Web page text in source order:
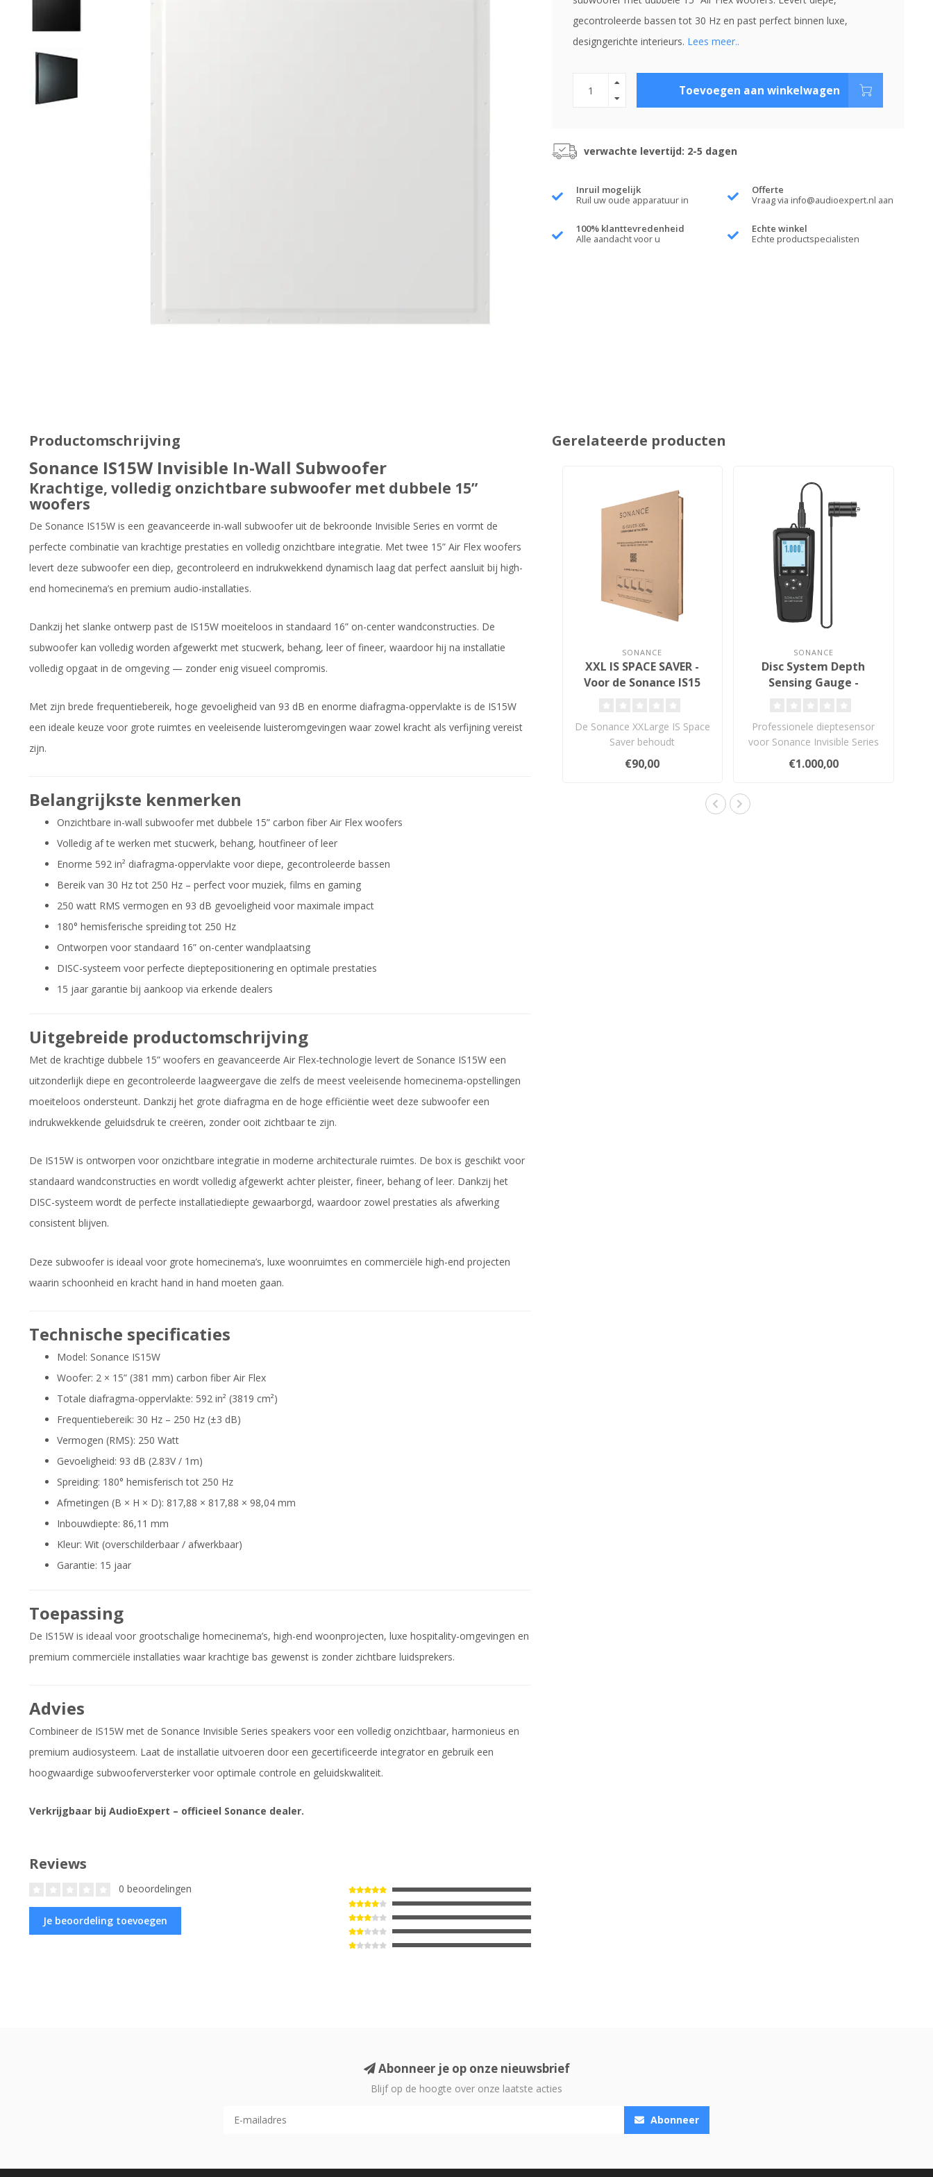
gecontroleerde bassen tot 30 Hz en past perfect binnen luxe,
designgerichte interieurs. Lees meer..
Toevoegen aan winkelwagen
verwachte levertijd: 2-5 dagen
Inruil mogelijk
Ruil uw oude apparatuur in
Offerte
Vraag via info@audioexpert.nl aan
100% klanttevredenheid
Alle aandacht voor u
Echte winkel
Echte productspecialisten
Productomschrijving
Sonance IS15W Invisible In-Wall Subwoofer
Krachtige, volledig onzichtbare subwoofer met dubbele 15”
woofers
De Sonance IS15W is een geavanceerde in-wall subwoofer uit de bekroonde Invisible Series en vormt de
perfecte combinatie van krachtige prestaties en volledig onzichtbare integratie. Met twee 15” Air Flex woofers
levert deze subwoofer een diep, gecontroleerd en indrukwekkend dynamisch laag dat perfect aansluit bij high-
end homecinema’s en premium audio-installaties.
Dankzij het slanke ontwerp past de IS15W moeiteloos in standaard 16” on-center wandconstructies. De
subwoofer kan volledig worden afgewerkt met stucwerk, behang, leer of fineer, waardoor hij na installatie
volledig opgaat in de omgeving — zonder enig visueel compromis.
Met zijn brede frequentiebereik, hoge gevoeligheid van 93 dB en enorme diafragma-oppervlakte is de IS15W
een ideale keuze voor grote ruimtes en veeleisende luisteromgevingen waar zowel kracht als verfijning vereist
zijn.
Belangrijkste kenmerken
Onzichtbare in-wall subwoofer met dubbele 15” carbon fiber Air Flex woofers
Volledig af te werken met stucwerk, behang, houtfineer of leer
Enorme 592 in² diafragma-oppervlakte voor diepe, gecontroleerde bassen
Bereik van 30 Hz tot 250 Hz – perfect voor muziek, films en gaming
250 watt RMS vermogen en 93 dB gevoeligheid voor maximale impact
180° hemisferische spreiding tot 250 Hz
Ontworpen voor standaard 16” on-center wandplaatsing
DISC-systeem voor perfecte dieptepositionering en optimale prestaties
15 jaar garantie bij aankoop via erkende dealers
Uitgebreide productomschrijving
Met de krachtige dubbele 15” woofers en geavanceerde Air Flex-technologie levert de Sonance IS15W een
uitzonderlijk diepe en gecontroleerde laagweergave die zelfs de meest veeleisende homecinema-opstellingen
moeiteloos ondersteunt. Dankzij het grote diafragma en de hoge efficiëntie weet deze subwoofer een
indrukwekkende geluidsdruk te creëren, zonder ooit zichtbaar te zijn.
De IS15W is ontworpen voor onzichtbare integratie in moderne architecturale ruimtes. De box is geschikt voor
standaard wandconstructies en wordt volledig afgewerkt achter pleister, fineer, behang of leer. Dankzij het
DISC-systeem wordt de perfecte installatiediepte gewaarborgd, waardoor zowel prestaties als afwerking
consistent blijven.
Deze subwoofer is ideaal voor grote homecinema’s, luxe woonruimtes en commerciële high-end projecten
waarin schoonheid en kracht hand in hand moeten gaan.
Technische specificaties
Model: Sonance IS15W
Woofer: 2 × 15” (381 mm) carbon fiber Air Flex
Totale diafragma-oppervlakte: 592 in² (3819 cm²)
Frequentiebereik: 30 Hz – 250 Hz (±3 dB)
Vermogen (RMS): 250 Watt
Gevoeligheid: 93 dB (2.83V / 1m)
Spreiding: 180° hemisferisch tot 250 Hz
Afmetingen (B × H × D): 817,88 × 817,88 × 98,04 mm
Inbouwdiepte: 86,11 mm
Kleur: Wit (overschilderbaar / afwerkbaar)
Garantie: 15 jaar
Toepassing
De IS15W is ideaal voor grootschalige homecinema’s, high-end woonprojecten, luxe hospitality-omgevingen en
premium commerciële installaties waar krachtige bas gewenst is zonder zichtbare luidsprekers.
Advies
Combineer de IS15W met de Sonance Invisible Series speakers voor een volledig onzichtbaar, harmonieus en
premium audiosysteem. Laat de installatie uitvoeren door een gecertificeerde integrator en gebruik een
hoogwaardige subwooferversterker voor optimale controle en geluidskwaliteit.
Verkrijgbaar bij AudioExpert – officieel Sonance dealer.
Reviews
0 beoordelingen
Je beoordeling toevoegen
Gerelateerde producten
SONANCE
XXL IS SPACE SAVER -
Voor de Sonance IS15
De Sonance XXLarge IS Space
Saver behoudt
installatieruimte voor de
IS15W Invisi..
€90,00
SONANCE
Disc System Depth
Sensing Gauge -
Professionele dieptesensor
voor Sonance Invisible Series
speakers. Meet nauwkeur..
€1.000,00
Abonneer je op onze nieuwsbrief
Blijf op de hoogte over onze laatste acties
Abonneer